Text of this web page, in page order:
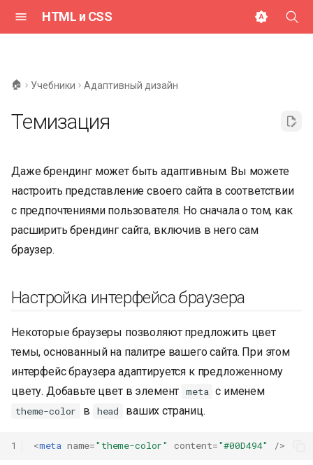
HTML и CSS
а
л
з
ц
я
п
о
с
🏠 Учебники Адаптивный дизайн
Темизация
Даже брендинг может быть адаптивным. Вы можете
настроить представление своего сайта в соответствии
с предпочтениями пользователя. Но сначала о том, как
расширить брендинг сайта, включив в него сам
браузер.
Настройка интерфейса браузера
Некоторые браузеры позволяют предложить цвет
темы, основанный на палитре вашего сайта. При этом
интерфейс браузера адаптируется к предложенному
цвету. Добавьте цвет в элемент meta с именем
theme-color в head ваших страниц.
1 <meta name="theme-color" content="#00D494" />